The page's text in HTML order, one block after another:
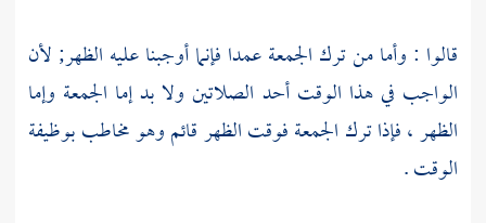
قالوا : وأما من ترك الجمعة عمدا فإنما أوجبنا عليه الظهر; لأن
الواجب في هذا الوقت أحد الصلاتين ولا بد إما الجمعة وإما
الظهر ، فإذا ترك الجمعة فوقت الظهر قائم وهو مخاطب بوظيفة
الوقت .